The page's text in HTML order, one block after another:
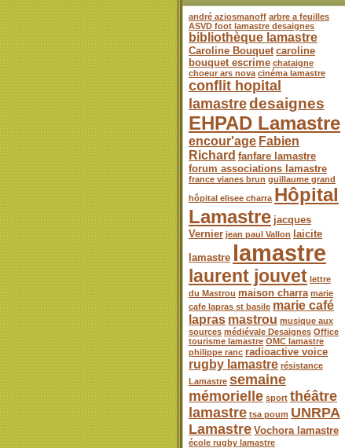
andré aziosmanoff arbre a feuilles
ASVD foot lamastre desaignes
bibliothèque lamastre
Caroline Bouquet caroline
bouquet escrime chataigne
choeur ars nova cinéma lamastre
conflit hopital
lamastredesaignes
EHPAD Lamastre
encour'age Fabien
Richard fanfare lamastre
forum associations lamastre
france vianes brun guillaume grand
hôpital elisee charra Hôpital
Lamastre jacques
Vernier jean paul Vallon
laicite
lamastre lamastre
laurent jouvet lettre
du Mastrou maison charra marie
cafe lapras st basile marie café
lapras mastrou musique aux
sources médiévale Desaignes Office
tourisme lamastre OMC lamastre
philippe ranc radioactive voice
rugby lamastre résistance
Lamastre semaine
mémorielle sport théâtre
lamastre tsa poum UNRPA
Lamastre Vochora lamastre
école rugby lamastre